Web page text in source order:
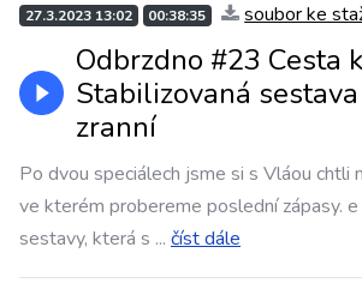
27.3.2023 13:02 00:38:35 soubor ke
Odbrzdno #23 Cesta
Stabilizovaná
zranní
Po dvou speciálech jsme si s Vláou chtli
ve kterém probereme poslední zápasy.
sestavy, která s ... číst dále